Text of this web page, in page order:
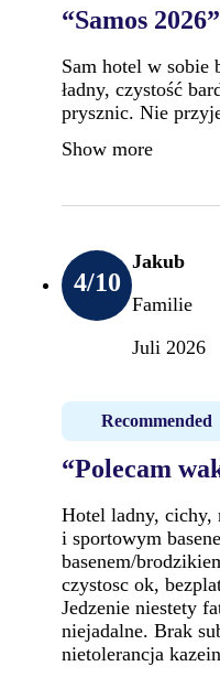
“Samos 2026”
Sam hotel w sobie
ładny, czystość
prysznic. Nie
Show more
4/10
Jakub
Familie
Juli 2026
Recommended
“Polecam
Hotel ladny, cichy,
i sportowym
basenem/
czystosc ok,
Jedzenie niestety
niejadalne. Brak
nietolerancja